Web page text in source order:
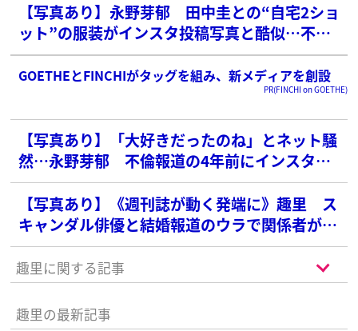
【写真あり】永野芽郁 田中圭との“自宅2ショ
ット”の服装がインスタ投稿写真と酷似…不倫
否定も募るファンの疑念
GOETHEとFINCHIがタッグを組み、新メディアを創設
PR(FINCHI on GOETHE)
【写真あり】「大好きだったのね」とネット騒
然…永野芽郁 不倫報道の4年前にインスタに
アップしていた「田中圭からの贈り物」
【写真あり】《週刊誌が動く発端に》趣里 ス
キャンダル俳優と結婚報道のウラで関係者が注
目する“予言”投稿
趣里に関する記事
趣里の最新記事